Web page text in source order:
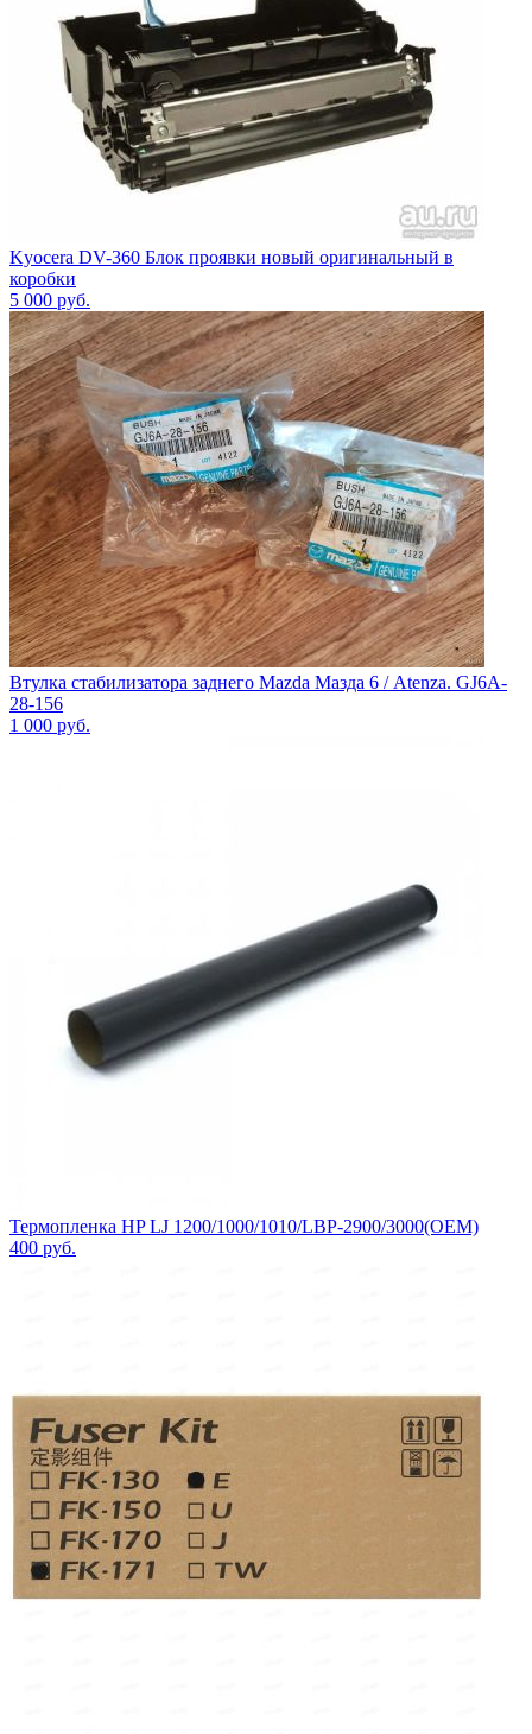
Kyocera DV-360 Блок проявки новый оригинальный в
коробки
5 000 руб.
Втулка стабилизатора заднего Mazda Мазда 6 / Atenza. GJ6A-
28-156
1 000 руб.
Термопленка HP LJ 1200/1000/1010/LBP-2900/3000(OEM)
400 руб.